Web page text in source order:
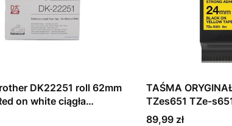
DK22251 roll 62mm
on white ciągła
TAŚMA
TZes651 TZe-
Strong Black Yellow
Cena
89,99 zł